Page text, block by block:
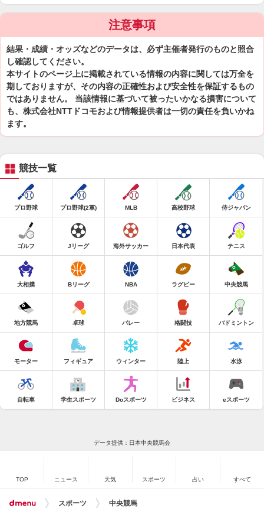
注意事項
結果・成績・オッズなどのデータは、必ず主催者発行のものと照合
し確認してください。
本サイトのページ上に掲載されている情報の内容に関しては万全を
期しておりますが、その内容の正確性および安全性を保証するもの
ではありません。 当該情報に基づいて被ったいかなる損害について
も、株式会社NTTドコモおよび情報提供者は一切の責任を負いかね
ます。
競技一覧
プロ野球 プロ野球(2軍) MLB 高校野球 侍ジャパン
ゴルフ Jリーグ 海外サッカー 日本代表 テニス
大相撲 Bリーグ NBA ラグビー 中央競馬
地方競馬 卓球 バレー 格闘技 バドミントン
モーター フィギュア ウィンター 陸上 水泳
自転車 学生スポーツ Doスポーツ ビジネス eスポーツ
データ提供：日本中央競馬会
TOP ニュース 天気 スポーツ 占い すべて
スポーツ 中央競馬